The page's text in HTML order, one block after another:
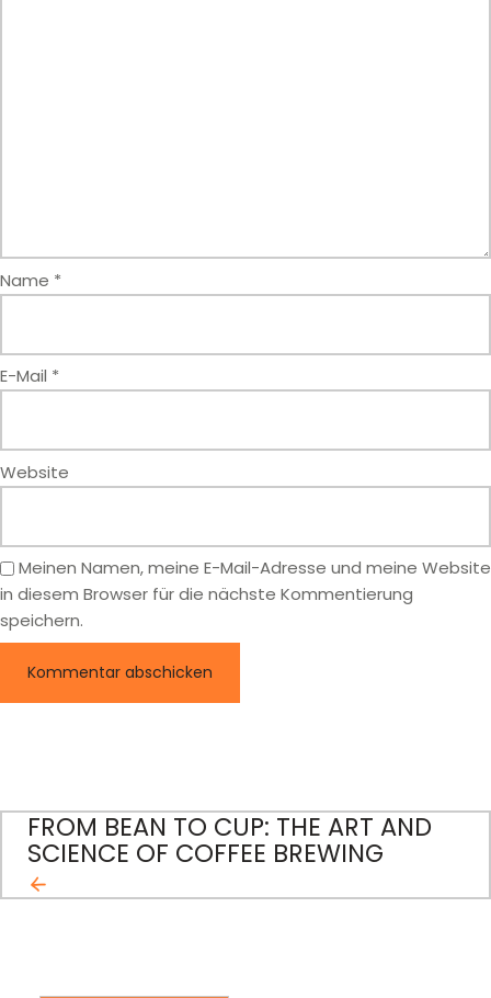
Name *
E-Mail *
Website
Meinen Namen, meine E-Mail-Adresse und meine Website
in diesem Browser für die nächste Kommentierung
speichern.
BEITRAGS-
NAVIGATION
FROM BEAN TO CUP: THE ART AND
SCIENCE OF COFFEE BREWING